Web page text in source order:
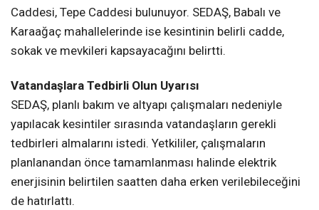
Caddesi, Tepe Caddesi bulunuyor. SEDAŞ, Babalı ve
Karaağaç mahallelerinde ise kesintinin belirli cadde,
sokak ve mevkileri kapsayacağını belirtti.
Vatandaşlara Tedbirli Olun Uyarısı
SEDAŞ, planlı bakım ve altyapı çalışmaları nedeniyle
yapılacak kesintiler sırasında vatandaşların gerekli
tedbirleri almalarını istedi. Yetkililer, çalışmaların
planlanandan önce tamamlanması halinde elektrik
enerjisinin belirtilen saatten daha erken verilebileceğini
de hatırlattı.